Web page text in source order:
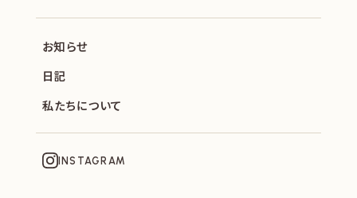
お知らせ
日記
私たちについて
INSTAGRAM